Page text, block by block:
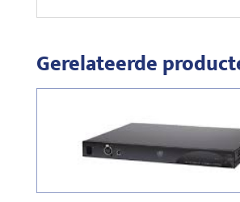
Gerelateerde